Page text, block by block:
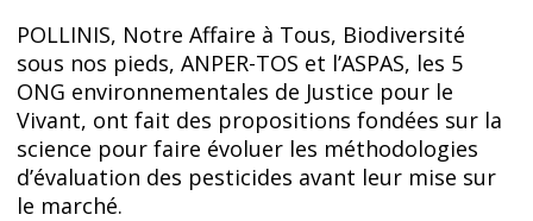
POLLINIS, Notre Affaire à Tous, Biodiversité
sous nos pieds, ANPER-TOS et l’ASPAS, les 5
ONG environnementales de Justice pour le
Vivant, ont fait des propositions fondées sur la
science pour faire évoluer les méthodologies
d’évaluation des pesticides avant leur mise sur
le marché.